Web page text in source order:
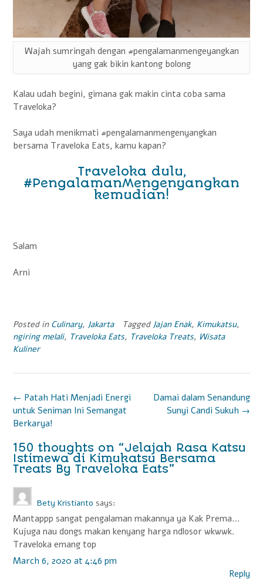
Wajah sumringah dengan #pengalamanmengeyangkan
yang gak bikin kantong bolong
Kalau udah begini, gimana gak makin cinta coba sama
Traveloka?
Saya udah menikmati #pengalamanmengenyangkan
bersama Traveloka Eats, kamu kapan?
Traveloka dulu,
#PengalamanMengenyangkan
kemudian!
Salam
Arni
Posted in Culinary, Jakarta Tagged Jajan Enak, Kimukatsu,
ngiring melali, Traveloka Eats, Traveloka Treats, Wisata
Kuliner
P
o
s
t
n
a
v
i
g
a
← Patah Hati Menjadi Energi
untuk Seniman Ini Semangat
Berkarya!
Damai dalam Senandung
Sunyi Candi Sukuh →
150 thoughts on “Jelajah Rasa Katsu
Istimewa di Kimukatsu Bersama
Treats By Traveloka Eats”
Bety Kristianto says:
Mantappp sangat pengalaman makannya ya Kak Prema…
Kujuga nau dongs makan kenyang harga ndlosor wkwwk.
Traveloka emang top
March 6, 2020 at 4:46 pm
Reply